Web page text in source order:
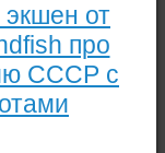
от
про
СССР с